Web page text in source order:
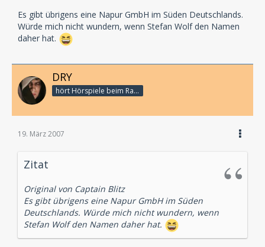
Es gibt übrigens eine Napur GmbH im Süden Deutschlands.
Würde mich nicht wundern, wenn Stefan Wolf den Namen
daher hat.
DRY
hört Hörspiele beim Rasenmähen
19. März 2007
Zitat
Original von Captain Blitz
Es gibt übrigens eine Napur GmbH im Süden
Deutschlands. Würde mich nicht wundern, wenn
Stefan Wolf den Namen daher hat.